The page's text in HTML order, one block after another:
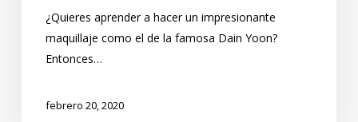
¿Quieres aprender a hacer un impresionante
maquillaje como el de la famosa Dain Yoon?
Entonces…
febrero 20, 2020